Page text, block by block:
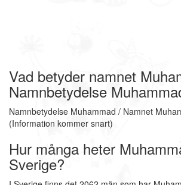
Vad betyder namnet
Namnbetydelse
Namnbetydelse Muhammad / Namnet
(Information kommer snart)
Hur många heter
Sverige?